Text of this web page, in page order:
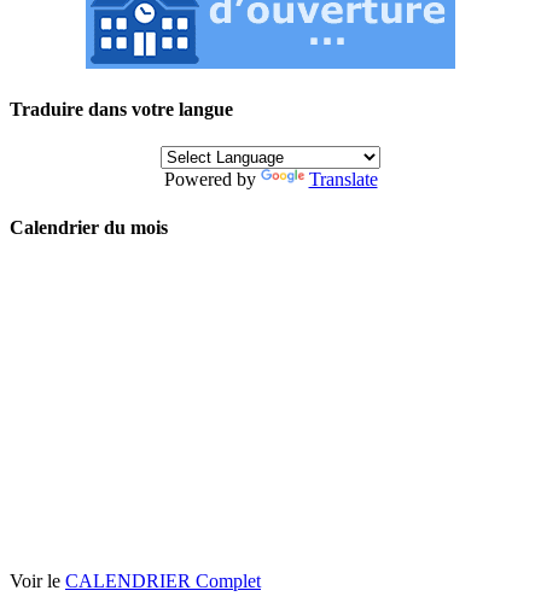
Traduire dans votre langue
Powered by Translate
Calendrier du mois
Voir le CALENDRIER Complet